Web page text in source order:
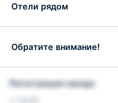
Отели рядом
Обратите внимание!
Регистрация заезда: